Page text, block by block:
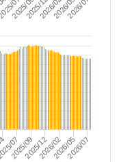
07
2025/092025/122026/022026/052026/07
07
2025/092025/122026/022026/052026/07